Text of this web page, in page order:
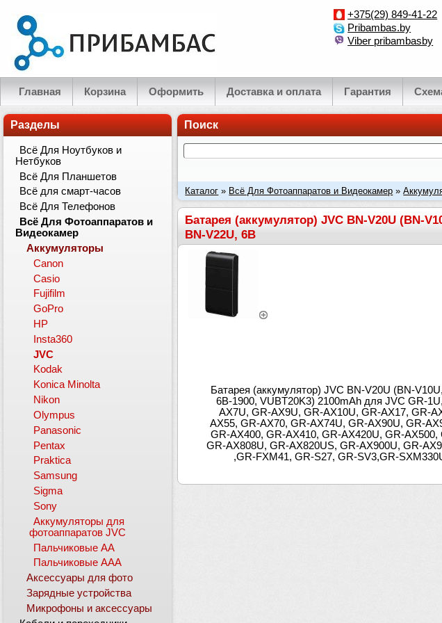
+375(29) 849-41-22
Pribambas.by
Viber pribambasby
Главная Корзина Оформить Доставка и оплата Гарантия
Поиск
Каталог » Всё Для Фотоаппаратов и Видеокамер »
BN-V12U, BN-V14U, BN-V15U, BN-V18U, BN-V22U, 6B
Батарея (аккумулятор) JVC BN-V20U (BN-
BN-V22U, 6B
Батарея (аккумулятор) JVC BN-V20U (BN-
6B-1900, VUBT20K3) 2100mAh для JVC GR-
AX7U, GR-AX9U, GR-AX10U, GR-AX17, GR-
AX55, GR-AX70, GR-AX74U, GR-AX90U, GR-
GR-AX400, GR-AX410, GR-AX420U, GR-
GR-AX808U, GR-AX820US, GR-AX900U, GR-
,GR-FXM41, GR-S27, GR-SV3,GR-
Разделы
Всё Для Ноутбуков и
Нетбуков
Всё Для Планшетов
Всё для смарт-часов
Всё Для Телефонов
Всё Для Фотоаппаратов и
Видеокамер
Аккумуляторы
Canon
Casio
Fujifilm
GoPro
HP
Insta360
JVC
Kodak
Konica Minolta
Nikon
Olympus
Panasonic
Pentax
Praktica
Samsung
Sigma
Sony
Аккумуляторы для
фотоаппаратов JVC
Пальчиковые АА
Пальчиковые ААА
Аксессуары для фото
Зарядные устройства
Микрофоны и аксессуары